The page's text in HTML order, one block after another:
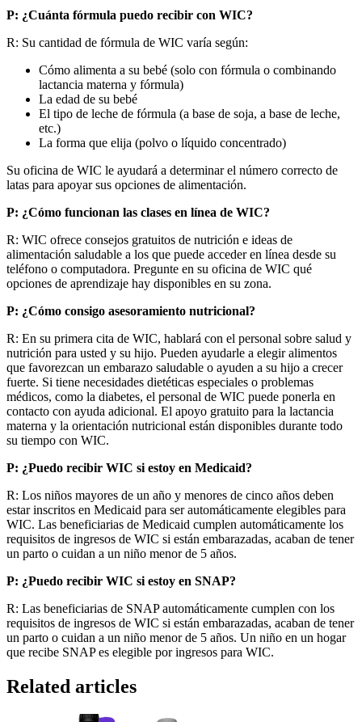
P: ¿Cuánta fórmula puedo recibir con WIC?
R: Su cantidad de fórmula de WIC varía según:
Cómo alimenta a su bebé (solo con fórmula o combinando
lactancia materna y fórmula)
La edad de su bebé
El tipo de leche de fórmula (a base de soja, a base de leche,
etc.)
La forma que elija (polvo o líquido concentrado)
Su oficina de WIC le ayudará a determinar el número correcto de
latas para apoyar sus opciones de alimentación.
P: ¿Cómo funcionan las clases en línea de WIC?
R: WIC ofrece consejos gratuitos de nutrición e ideas de
alimentación saludable a los que puede acceder en línea desde su
teléfono o computadora. Pregunte en su oficina de WIC qué
opciones de aprendizaje hay disponibles en su zona.
P: ¿Cómo consigo asesoramiento nutricional?
R: En su primera cita de WIC, hablará con el personal sobre salud y
nutrición para usted y su hijo. Pueden ayudarle a elegir alimentos
que favorezcan un embarazo saludable o ayuden a su hijo a crecer
fuerte. Si tiene necesidades dietéticas especiales o problemas
médicos, como la diabetes, el personal de WIC puede ponerla en
contacto con ayuda adicional. El apoyo gratuito para la lactancia
materna y la orientación nutricional están disponibles durante todo
su tiempo con WIC.
P: ¿Puedo recibir WIC si estoy en Medicaid?
R: Los niños mayores de un año y menores de cinco años deben
estar inscritos en Medicaid para ser automáticamente elegibles para
WIC. Las beneficiarias de Medicaid cumplen automáticamente los
requisitos de ingresos de WIC si están embarazadas, acaban de tener
un parto o cuidan a un niño menor de 5 años.
P: ¿Puedo recibir WIC si estoy en SNAP?
R: Las beneficiarias de SNAP automáticamente cumplen con los
requisitos de ingresos de WIC si están embarazadas, acaban de tener
un parto o cuidan a un niño menor de 5 años. Un niño en un hogar
que recibe SNAP es elegible por ingresos para WIC.
Related articles